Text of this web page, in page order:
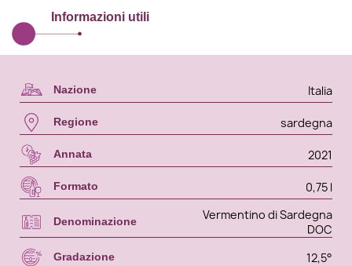
Informazioni utili
Nazione Italia
Regione sardegna
Annata 2021
Formato 0,75 l
Denominazione
Vermentino di Sardegna
DOC
Gradazione 12,5°